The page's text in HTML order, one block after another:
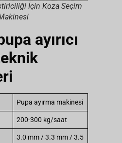
İçin Koza Seçim
ayırıcı
Pupa ayırma makinesi
200-300 kg/saat
3.0 mm / 3.3 mm / 3.5